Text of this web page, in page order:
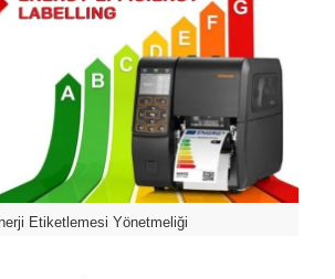
Etiketlemesi Yönetmeliği